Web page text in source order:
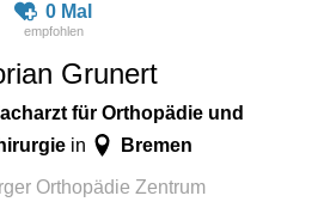
0 Mal
Grunert
für Orthopädie und
in Bremen
Orthopädie Zentrum